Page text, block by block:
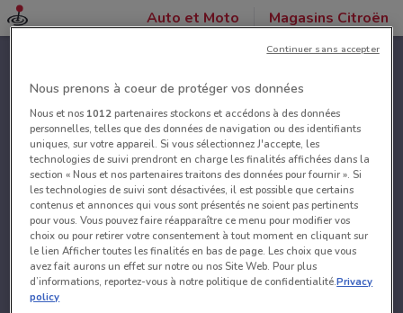
Auto et Moto Magasins Citroën
Nous prenons à coeur de protéger vos données
Nous et nos 1012partenaires stockons et accédons à des données
personnelles, telles que des données de navigation ou des identifiants
uniques, sur votre appareil. Si vous sélectionnez J'accepte, les
technologies de suivi prendront en charge les finalités affichées dans la
section « Nous et nos partenaires traitons des données pour fournir ». Si
les technologies de suivi sont désactivées, il est possible que certains
contenus et annonces qui vous sont présentés ne soient pas pertinents
pour vous. Vous pouvez faire réapparaître ce menu pour modifier vos
choix ou pour retirer votre consentement à tout moment en cliquant sur
le lien Afficher toutes les finalités en bas de page. Les choix que vous
avez fait aurons un effet sur notre ou nos Site Web. Pour plus
d’informations, reportez-vous à notre politique de confidentialité.Privacy
policy
Continuer sans accepter